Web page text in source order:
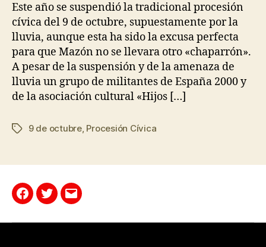
Este año se suspendió la tradicional procesión
cívica del 9 de octubre, supuestamente por la
lluvia, aunque esta ha sido la excusa perfecta
para que Mazón no se llevara otro «chaparrón».
A pesar de la suspensión y de la amenaza de
lluvia un grupo de militantes de España 2000 y
de la asociación cultural «Hijos […]
9 de octubre, Procesión Cívica